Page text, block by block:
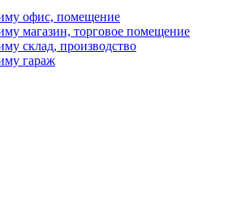
офис, помещение
магазин, торговое помещение
склад, производство
гараж